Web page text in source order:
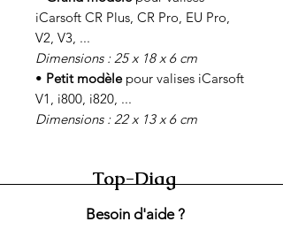
iCarsoft CR Plus, CR Pro, EU Pro,
V2, V3, ...
Dimensions : 25 x 18 x 6 cm
• Petit modèlepour valises iCarsoft
V1, i800, i820, ...
Dimensions : 22 x 13 x 6 cm
Top-Diag
Besoin d'aide ?